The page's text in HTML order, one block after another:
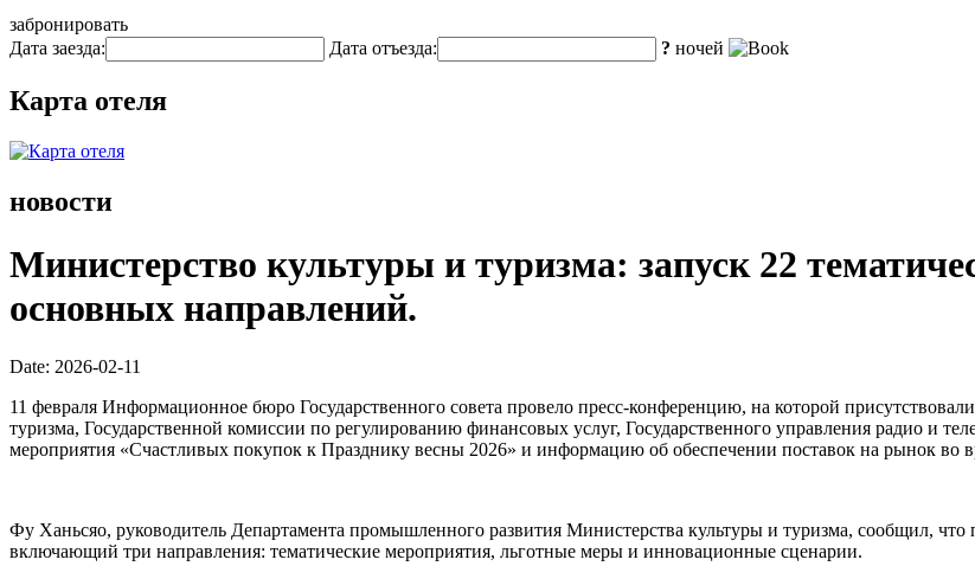
забронировать
Дата заезда:
Дата отъезда: ? ночей
Карта отеля
новости
Министерство культуры и туризма: запуск 22
основных направлений.
Date: 2026-02-11
11 февраля Информационное бюро Государственного совета провело пресс-конференцию, на которой
туризма, Государственной комиссии по регулированию финансовых услуг, Государственного управления радио и
мероприятия «Счастливых покупок к Празднику весны 2026» и информацию об обеспечении поставок на рынок во
Фу Ханьсяо, руководитель Департамента промышленного развития Министерства культуры и туризма, сообщил, что
включающий три направления: тематические мероприятия, льготные меры и инновационные сценарии.